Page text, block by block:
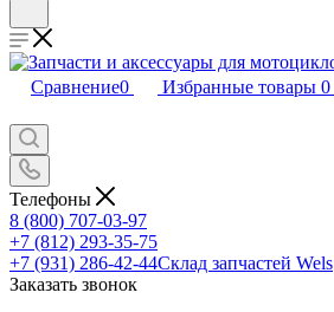
Сравнение0 Избранные товары 0
Телефоны
8 (800) 707-03-97
+7 (812) 293-35-75
+7 (931) 286-42-44Склад запчастей Wels
Заказать звонок